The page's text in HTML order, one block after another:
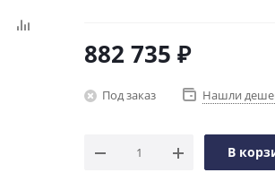
882 735 ₽
Под заказ Нашли
В